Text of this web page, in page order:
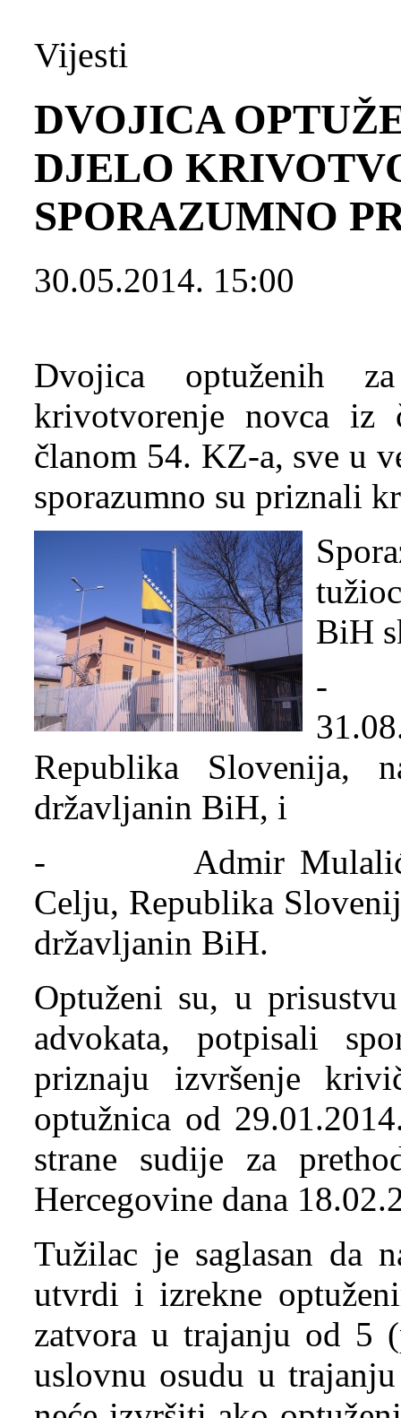
Vijesti
DVOJICA
DJELO
SPORAZUMNO
30.05.2014. 15:00
Dvojica optuženih
krivotvorenje novca
članom 54. KZ-a, sve u
sporazumno su priznali
BiH
-
Republika Slovenija,
državljanin BiH, i
- Admir Mulalić,
Celju, Republika
državljanin BiH.
Optuženi su, u
advokata, potpisali
priznaju izvršenje
optužnica od
strane sudije za
Hercegovine dana
Tužilac je saglasan da
utvrdi i izrekne
zatvora u trajanju od 5
uslovnu osudu u